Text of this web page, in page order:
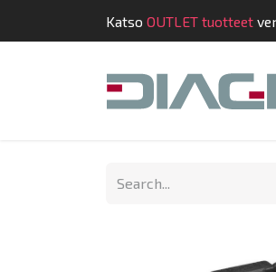
Katso OUTLET tuotteet